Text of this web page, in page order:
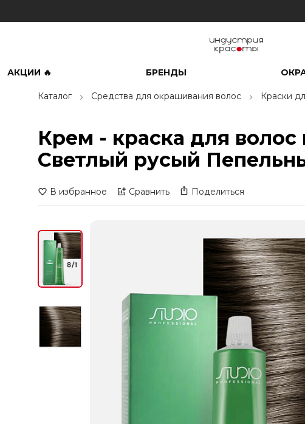
АКЦИИ 🔥 БРЕНДЫ
Каталог Средства для окрашивания волос Краски
Крем - краска для
Светлый русый
В избранное Сравнить Поделиться